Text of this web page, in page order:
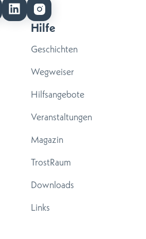
Hilfe
Geschichten
Wegweiser
Hilfsangebote
Veranstaltungen
Magazin
TrostRaum
Downloads
Links